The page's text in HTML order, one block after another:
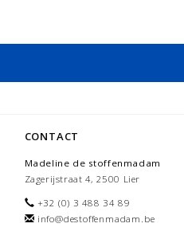
CONTACT
Madeline de stoffenmadam
Zagerijstraat 4, 2500 Lier
+32 (0) 3 488 34 89
info@destoffenmadam.be